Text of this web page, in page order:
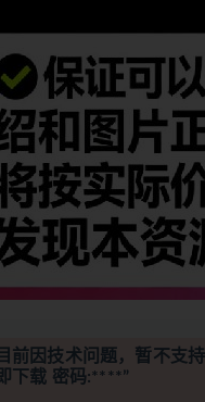
目前因技术问题，暂不支
即下载 密码:****”